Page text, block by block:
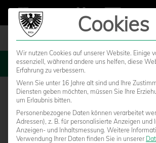
MENU
Cookies
Wir nutzen Cookies auf unserer Website. Einige
essenziell, während andere uns helfen, diese
Erfahrung zu verbessern.
Wenn Sie unter 16 Jahre alt sind und Ihre
Diensten geben möchten, müssen Sie Ihre
um Erlaubnis bitten.
Personenbezogene Daten können verarbeitet
Adressen), z. B. für personalisierte Anzeigen und
Anzeigen- und Inhaltsmessung. Weitere
Verwendung Ihrer Daten finden Sie in unserer